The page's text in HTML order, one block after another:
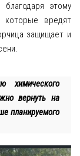
этому
которые вредят
защищает и
химического
вернуть на
планируемого